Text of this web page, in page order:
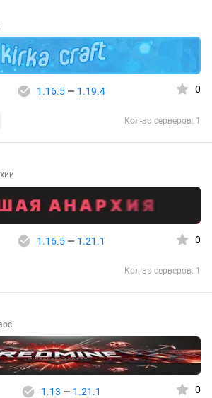
1.16.5— 1.19.4 0
Кол-во серверов: 1
1.16.5— 1.21.1 0
Кол-во серверов: 1
1.13 — 1.21.1 0